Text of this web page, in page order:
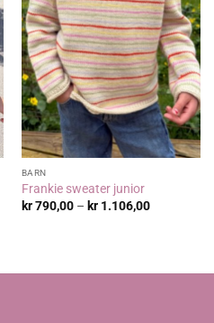
BARN
Frankie sweater junior
kr790,00 – kr1.106,00